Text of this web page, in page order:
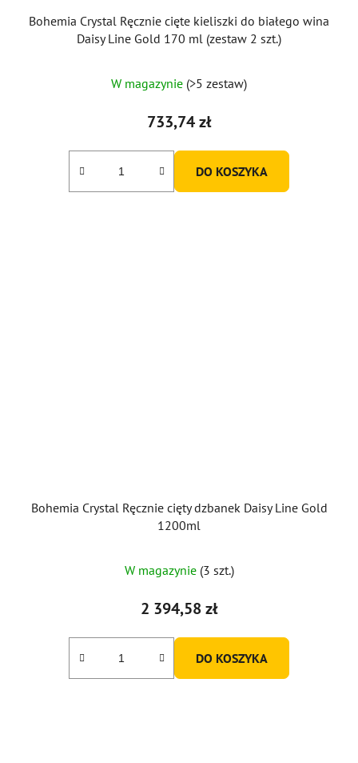
Bohemia Crystal Ręcznie cięte kieliszki do białego wina
Daisy Line Gold 170 ml (zestaw 2 szt.)
W magazynie (>5 zestaw)
733,74 zł
DO KOSZYKA
Bohemia Crystal Ręcznie cięty dzbanek Daisy Line Gold
1200ml
W magazynie (3 szt.)
2 394,58 zł
DO KOSZYKA